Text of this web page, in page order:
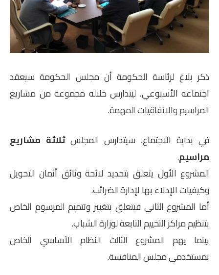
ذكر بلاغ لرئاسة الحكومة أن مجلس الحكومة سيعقد
اجتماعه الأسبوعي، ليتدارس خلاله مجموعة من مشاريع
المراسيم والاتفاقيات المهمة.
في بداية الاجتماع، سيتدارس المجلسثلاثة مشاريع
مراسيم.
المشروع الأول يتعلق بتحديد لائحة وثائق أثمان التحويل
وكيفيات الإدلاء بها لإدارة الضرائب.
أما المشروع الثاني فيتعلق بتغيير وتتميم المرسوم الخاص
بتنظيم مراكز التخييم التابعة لوزارة الشباب.
بينما يهم المشروع الثالث النظام الأساسي الخاص
بمستخدمي مجلس المنافسة.